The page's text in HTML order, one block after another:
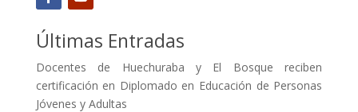
Últimas Entradas
Docentes de Huechuraba y El Bosque reciben
certificación en Diplomado en Educación de Personas
Jóvenes y Adultas